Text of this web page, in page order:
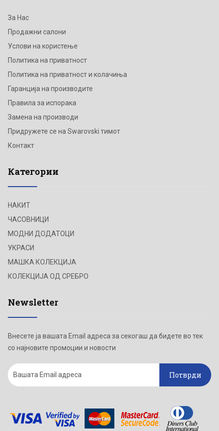
За Нас
Продажни салони
Услови на користење
Политика на приватност
Политика на приватност и колачиња
Гаранција на производите
Правила за испорака
Замена на производи
Придружете се на Swarovski тимот
Контакт
Категории
НАКИТ
ЧАСОВНИЦИ
МОДНИ ДОДАТОЦИ
УКРАСИ
МАШКА КОЛЕКЦИЈА
КОЛЕКЦИЈА ОД СРЕБРО
Newsletter
Внесете ја вашата Email адреса за секогаш да бидете во тек
со најновите промоции и новости
Потврди